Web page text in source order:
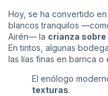
Hoy, se ha convertido en
blancos tranquilos
Airén— la crianza sobre
En tintos, algunas
las lías finas en barrica
El enólogo
texturas.